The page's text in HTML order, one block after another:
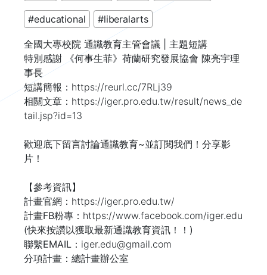
#educational #liberalarts
全國大專校院 通識教育主管會議 | 主題短講
特別感謝 《何事生菲》荷蘭研究發展協會 陳亮宇理
事長
短講簡報：
相關文章： https://iger.pro.edu.tw/result/news_de
歡迎底下留言討論通識教育~並訂閱我們！分享影
片！
【參考資訊】
計畫官網：
計畫FB粉專：
(快來按讚以獲取最新通識教育資訊！！)
聯繫EMAIL： iger.edu@gmail.com
分項計畫：總計畫辦公室